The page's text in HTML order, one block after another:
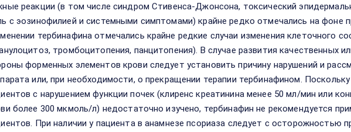
реакции (в том числе синдром Стивенса-Джонсона, токсический
с эозинофилией и системными симптомами) крайне редко отмечались на фоне
тербинафина отмечались крайне редкие случаи изменения клеточного
тромбоцитопения, панцитопения). В случае развития качественных
форменных элементов крови следует установить причину нарушений и
или, при необходимости, о прекращении терапии тербинафином.
с нарушением функции почек (клиренс креатинина менее 50 мл/мин или
более 300 мкмоль/л) недостаточно изучено, тербинафин не рекомендуется
При наличии у пациента в анамнезе псориаза следует с осторожностью